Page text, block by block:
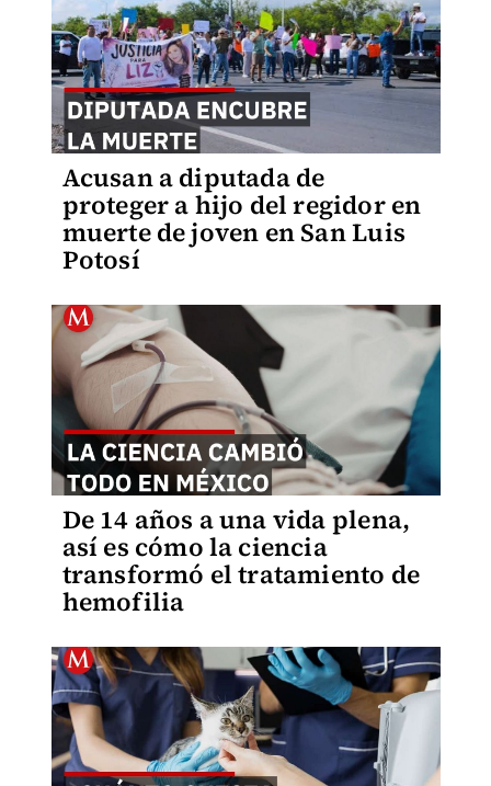
Acusan a diputada de
proteger a hijo del regidor en
muerte de joven en San Luis
Potosí
De 14 años a una vida plena,
así es cómo la ciencia
transformó el tratamiento de
hemofilia